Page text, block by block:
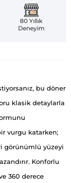
80 Yıllık
Deneyim
bu döner
klasik detaylarla
vurgu katarken;
görünümlü yüzeyi
Konforlu
360 derece